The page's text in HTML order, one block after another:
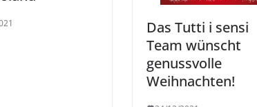
Das Tutti i sensi
Team wünscht
genussvolle
Weihnachten!